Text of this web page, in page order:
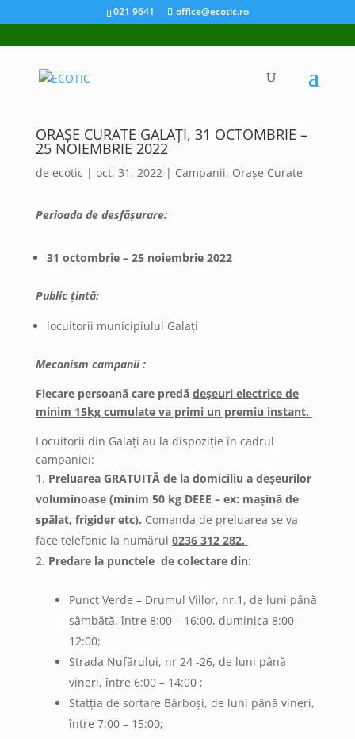
021 9641 office@ecotic.ro
ORAȘE CURATE GALAȚI, 31 OCTOMBRIE –
25 NOIEMBRIE 2022
de ecotic | oct. 31, 2022| Campanii, Orașe Curate
Perioada de desfășurare:
31 octombrie – 25 noiembrie 2022
Public țintă:
locuitorii municipiului Galați
Mecanism campanii :
Fiecare persoană care predă deșeuri electrice de
minim 15kg cumulate va primi un premiu instant.
Locuitorii din Galați au la dispoziție în cadrul
campaniei:
Preluarea GRATUITĂ de la domiciliu a deșeurilor
voluminoase (minim 50 kg DEEE – ex: mașină de
spălat, frigider etc). Comanda de preluarea se va
face telefonic la numărul 0236 312 282.
Predare la punctele de colectare din:
Punct Verde – Drumul Viilor, nr.1, de luni până
sâmbătă, între 8:00 – 16:00, duminica 8:00 –
12:00;
Strada Nufărului, nr 24 -26, de luni până
vineri, între 6:00 – 14:00 ;
Statția de sortare Bărboși, de luni până vineri,
între 7:00 – 15:00;